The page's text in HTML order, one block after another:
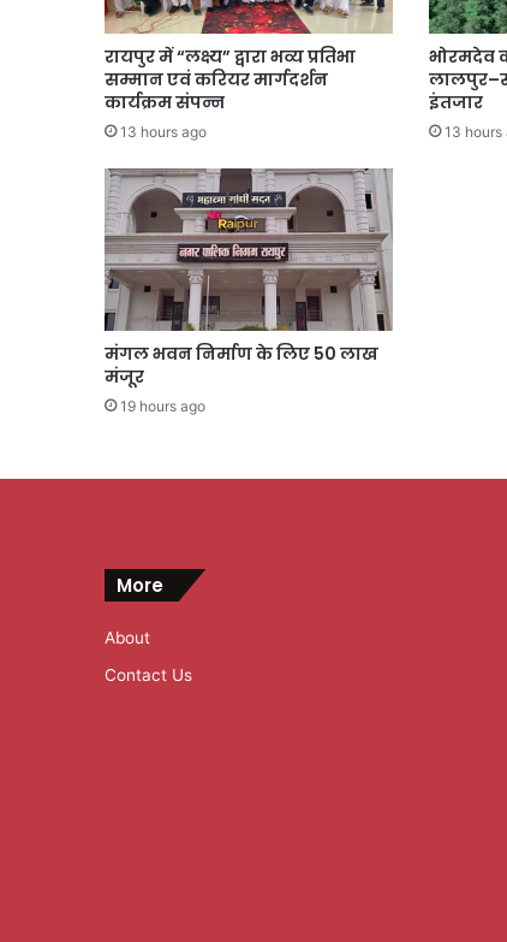
रायपुर में “लक्ष्य” द्वारा भव्य प्रतिभा
सम्मान एवं करियर मार्गदर्शन
कार्यक्रम संपन्न
13 hours ago
भोरमदेव
इंतजार
13 hours
मंगल भवन निर्माण के लिए 50 लाख
मंजूर
19 hours ago
More
About
Contact Us